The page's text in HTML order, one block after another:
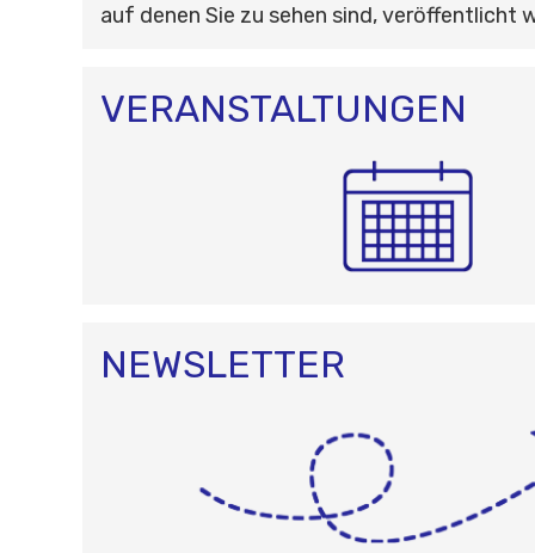
auf denen Sie zu sehen sind, veröffentlicht
VERANSTALTUNGEN
NEWSLETTER